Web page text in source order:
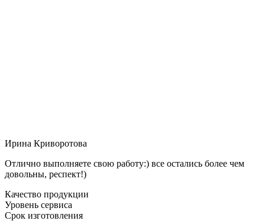
Ирина Криворотова
Отлично выполняете свою работу:) все остались более чем
довольны, респект!)
Качество продукции
Уровень сервиса
Срок изготовления